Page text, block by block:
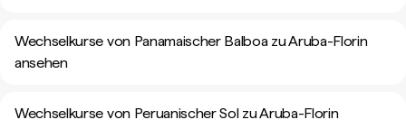
Wechselkurse von Panamaischer Balboa zu Aruba-Florin
ansehen
Wechselkurse von Peruanischer Sol zu Aruba-Florin